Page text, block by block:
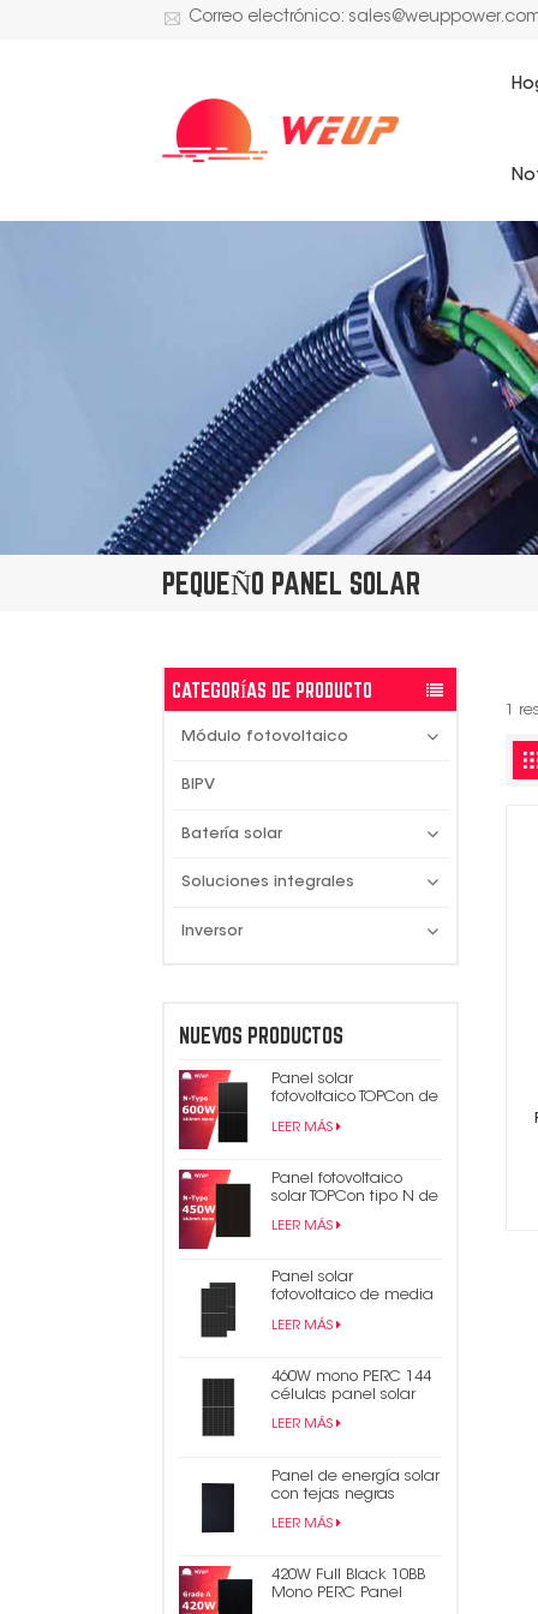
Correo electrónico:
PEQUEÑO PANEL SOLAR
CATEGORÍAS DE PRODUCTO
Módulo fotovoltaico
BIPV
Batería solar
Soluciones integrales
Inversor
NUEVOS PRODUCTOS
Panel solar
fotovoltaico TOPCon de
600 W tipo N
LEER MÁS
Panel fotovoltaico
solar TOPCon tipo N de
450 W y 440 W
completamente negro
LEER MÁS
Panel solar
fotovoltaico de media
celda mono Perc 182
mm de alta eficiencia
LEER MÁS
460W mono PERC 144
células panel solar
9BB medio panel
fotovoltaico cortado
LEER MÁS
Panel de energía solar
con tejas negras
monocristalinas de
430 W
LEER MÁS
420W Full Black 10BB
Mono PERC Panel
1